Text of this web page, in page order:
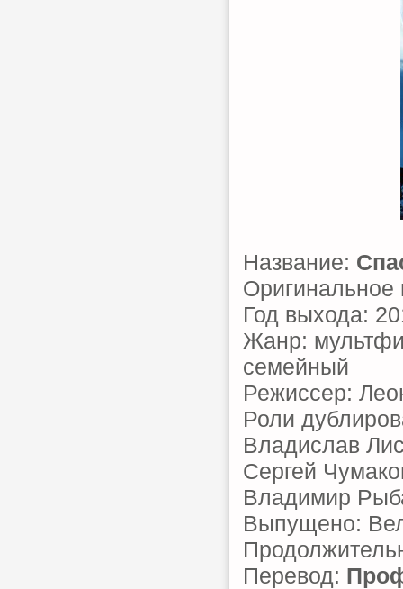
Название:
Оригинальное
Год выхода:
Жанр:
семейный
Режиссер:
Роли
Владислав
Сергей
Владимир
Выпущено:
Перевод: